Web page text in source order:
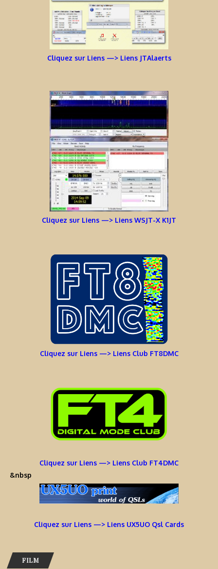
Cliquez sur Liens —> Liens JTAlaerts
Cliquez sur Liens —> Liens WSJT-X K1JT
Cliquez sur Liens —> Liens Club FT8DMC
Cliquez sur Liens —> Liens Club FT4DMC
&nbsp
Cliquez sur Liens —> Liens UX5UO Qsl Cards
FILM